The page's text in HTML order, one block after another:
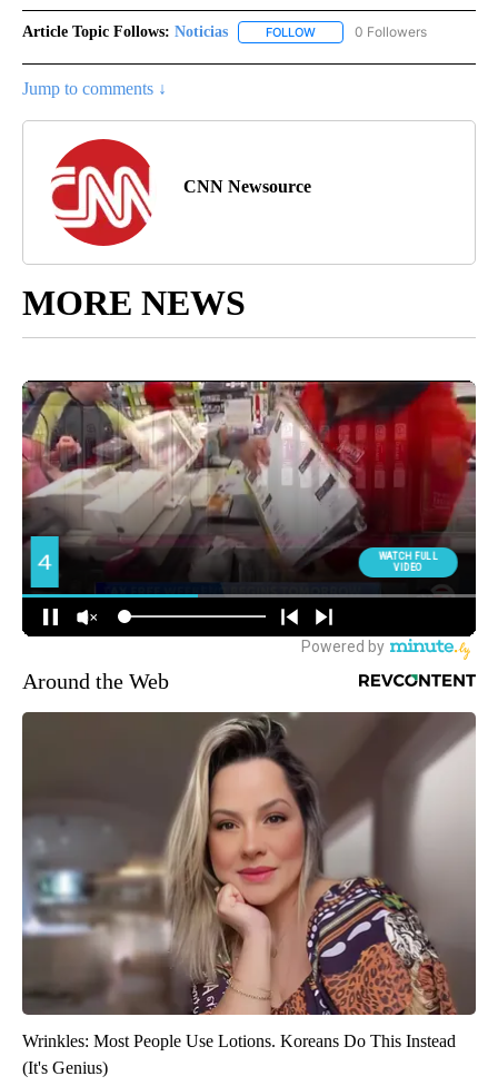
Article Topic Follows: Noticias FOLLOW FOLLOW "NOTICIAS" TO
0 Followers
Jump to comments ↓
CNN Newsource
MORE NEWS
Around the Web
Wrinkles: Most People Use Lotions. Koreans Do This Instead
(It's Genius)